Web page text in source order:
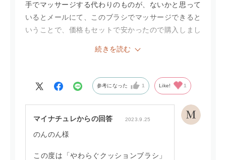
手でマッサージする代わりのものが、ないかと思って
いるとメールにて、このブラシでマッサージできると
いうことで、価格もセットで安かったので購入しまし
ッションになっていて、重くない。最初に、こめかみ
ージ出来ています。起床時にも使用し気持ち良いで
す。
続きを読む
参考になった 1 Like! 1
マイナチュレからの回答 2023.9.25
のんのん様
この度は「やわらぐクッションブラシ」